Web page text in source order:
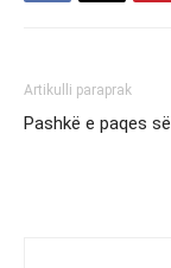
Artikulli paraprak
Pashkë e paqes